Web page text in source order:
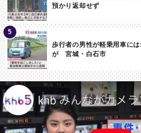
預かり返却せず
歩行者の男性が軽乗用車に
が 宮城・白石市